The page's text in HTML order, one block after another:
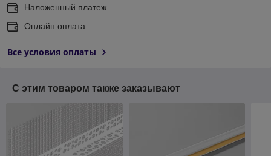
Наложенный платеж
Онлайн оплата
Все условия оплаты
С этим товаром также заказывают